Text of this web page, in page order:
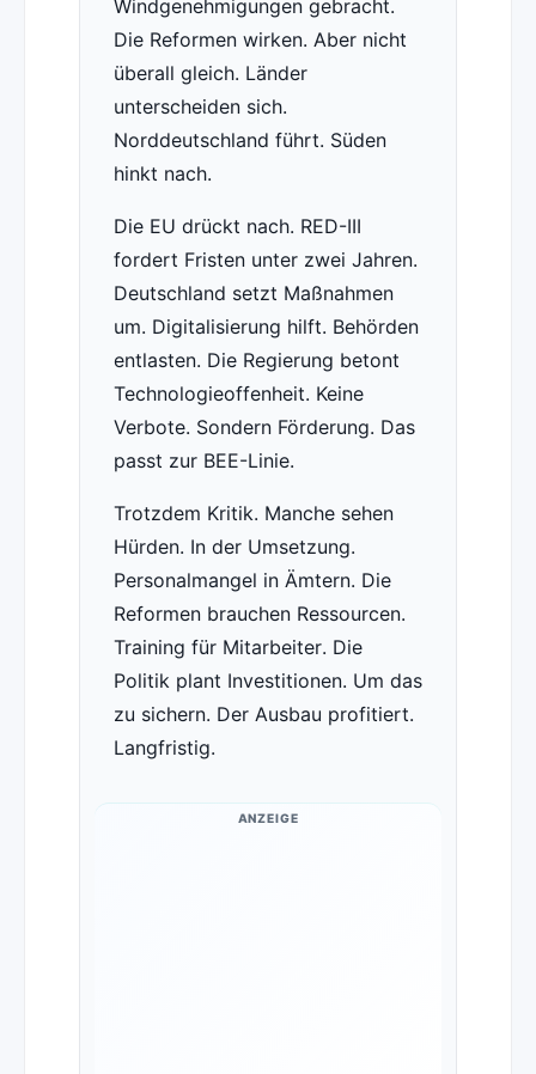
Windgenehmigungen gebracht.
Die Reformen wirken. Aber nicht
überall gleich. Länder
unterscheiden sich.
Norddeutschland führt. Süden
hinkt nach.
Die EU drückt nach. RED-III
fordert Fristen unter zwei Jahren.
Deutschland setzt Maßnahmen
um. Digitalisierung hilft. Behörden
entlasten. Die Regierung betont
Technologieoffenheit. Keine
Verbote. Sondern Förderung. Das
passt zur BEE-Linie.
Trotzdem Kritik. Manche sehen
Hürden. In der Umsetzung.
Personalmangel in Ämtern. Die
Reformen brauchen Ressourcen.
Training für Mitarbeiter. Die
Politik plant Investitionen. Um das
zu sichern. Der Ausbau profitiert.
Langfristig.
ANZEIGE